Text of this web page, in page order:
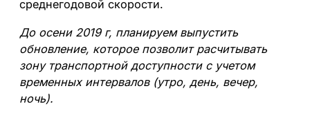
а
е
л
е
н
и
среднегодовой скорости.
До осени 2019 г, планируем выпустить
обновление, которое позволит расчитывать
зону транспортной доступности с учетом
временных интервалов (утро, день, вечер,
ночь).